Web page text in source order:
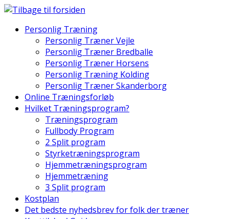
Skip
contentPersonlig Træning
Personlig Træner Vejle
Personlig Træner Bredballe
Personlig Træner Horsens
Personlig Træning Kolding
Personlig Træner Skanderborg
Online Træningsforløb
Hvilket Træningsprogram?
Træningsprogram
Fullbody Program
2 Split program
Styrketræningsprogram
Hjemmetræningsprogram
Hjemmetræning
3 Split program
Kostplan
Det bedste nyhedsbrev for folk der træner